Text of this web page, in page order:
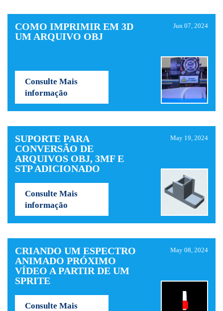
COMO IMPRIMIR EM 3D
UM ARQUIVO OBJ
Jun 07, 2024
Consulte Mais
informação
SUPORTE PARA
CONVERSÃO DE
ARQUIVOS OBJ, 3MF E
STP ADICIONADO
May 19, 2024
Consulte Mais
informação
CRIANDO UM ESPECTRO
ANIMADO PRÓXIMO
VÍDEO A PARTIR DE UM
SPRITE
May 08, 2024
Consulte Mais